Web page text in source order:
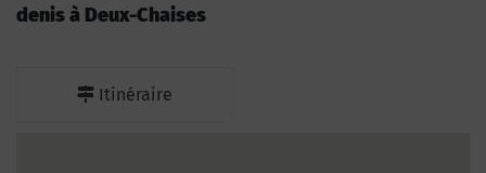
denis à Deux-Chaises
Itinéraire